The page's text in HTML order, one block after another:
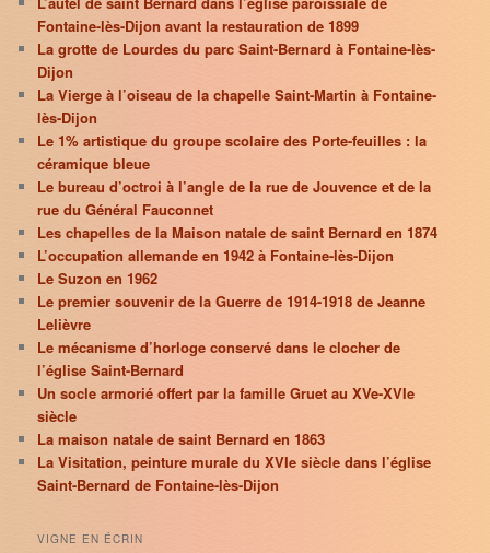
Fontaine-lès-Dijon avant la restauration de 1899
La grotte de Lourdes du parc Saint-Bernard à Fontaine-lès-
Dijon
La Vierge à l’oiseau de la chapelle Saint-Martin à Fontaine-
lès-Dijon
Le 1% artistique du groupe scolaire des Porte-feuilles : la
céramique bleue
Le bureau d’octroi à l’angle de la rue de Jouvence et de la
rue du Général Fauconnet
Les chapelles de la Maison natale de saint Bernard en 1874
L’occupation allemande en 1942 à Fontaine-lès-Dijon
Le Suzon en 1962
Le premier souvenir de la Guerre de 1914-1918 de Jeanne
Lelièvre
Le mécanisme d’horloge conservé dans le clocher de
l’église Saint-Bernard
Un socle armorié offert par la famille Gruet au XVe-XVIe
siècle
La maison natale de saint Bernard en 1863
La Visitation, peinture murale du XVIe siècle dans l’église
Saint-Bernard de Fontaine-lès-Dijon
VIGNE EN ÉCRIN